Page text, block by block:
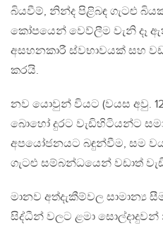
බියවීම්, නින්ද පිළිබඳ ගැටළු
කෝපයෙන් වෙව්ලීම වැනි දෑ
අසහනකාරී ස්වභාවයක් සහ
කරයි.
නව යොවුන් වියට (වයස අවු. 12
බොහෝ දුරට වැඩිහිටියන්ට
අපයෝජනයට බඳුන්වීම, සම
ගැටළු සම්බන්ධයෙන් වඩාත්
මානව අත්දැකීම්වල සාමාන්‍ය
සිද්ධීන් වලට ළමා